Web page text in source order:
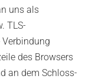
uns als
TLS-
des Browsers
an dem Schloss-